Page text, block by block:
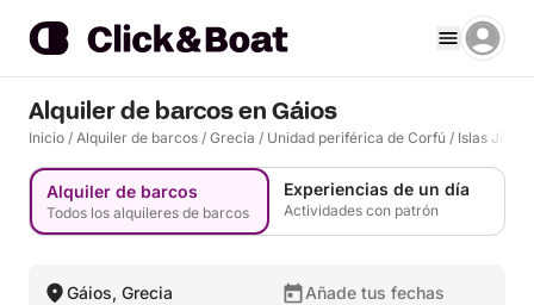
Alquiler de barcos en Gáios
Inicio / Alquiler de barcos / Grecia / Unidad periférica de Corfú / Islas
Alquiler de barcos
Todos los alquileres de barcos
Experiencias de un día
Actividades con patrón
Gáios, Grecia Añade tus fechas